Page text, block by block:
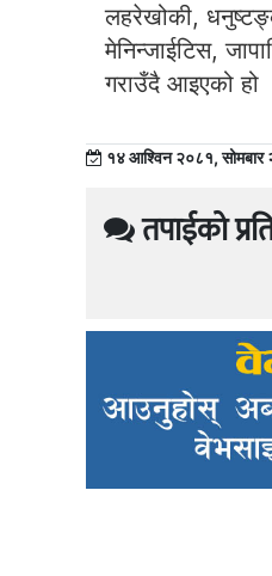
लहरेखोकी,
मेनिन्जाईटिस,
गराउँदै आइएको हो
१४ आश्विन २०८१, सोमबार
तपाईको